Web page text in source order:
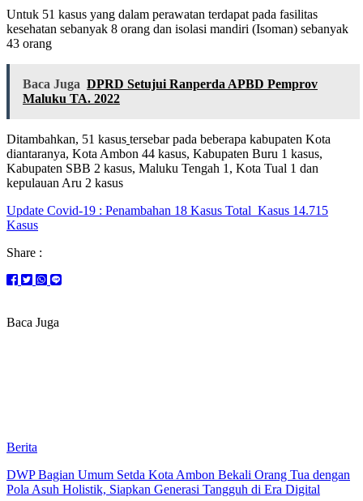
Untuk 51 kasus yang dalam perawatan terdapat pada fasilitas
kesehatan sebanyak 8 orang dan isolasi mandiri (Isoman) sebanyak
43 orang
Baca Juga DPRD Setujui Ranperda APBD Pemprov
Maluku TA. 2022
Ditambahkan, 51 kasus tersebar pada beberapa kabupaten Kota
diantaranya, Kota Ambon 44 kasus, Kabupaten Buru 1 kasus,
Kabupaten SBB 2 kasus, Maluku Tengah 1, Kota Tual 1 dan
kepulauan Aru 2 kasus
Update Covid-19 : Penambahan 18 Kasus Total Kasus 14.715
Kasus
Share :
Baca Juga
Berita
DWP Bagian Umum Setda Kota Ambon Bekali Orang Tua dengan
Pola Asuh Holistik, Siapkan Generasi Tangguh di Era Digital